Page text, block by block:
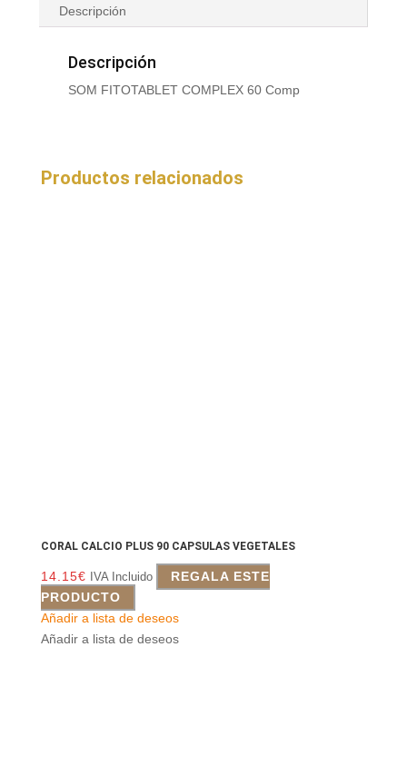
Descripción
Descripción
SOM FITOTABLET COMPLEX 60 Comp
Productos relacionados
CORAL CALCIO PLUS 90 CAPSULAS VEGETALES
14.15€ IVA Incluido
REGALA ESTE
PRODUCTO
Añadir a lista de deseos
Añadir a lista de deseos